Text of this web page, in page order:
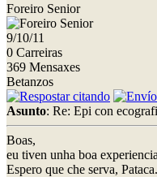
Foreiro Senior
9/10/11
0 Carreiras
369 Mensaxes
Betanzos
Asunto: Re: Epi con
Boas,
eu tiven unha boa
Espero que che serva, Pataca.